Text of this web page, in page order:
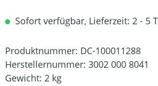
Sofort verfügbar, Lieferzeit: 2 - 5
Produktnummer: DC-100011288
Herstellernummer: 3002 000 8041
Gewicht: 2 kg